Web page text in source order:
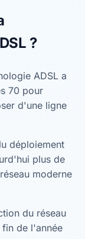
?
ADSL a
70 pour
d'une ligne
déploiement
plus de
moderne
du réseau
de l'année